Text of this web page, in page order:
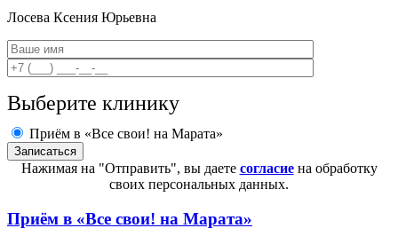
Лосева Ксения Юрьевна
Выберите клинику
Приём в «Все свои! на Марата»
Нажимая на "Отправить", вы даете согласиена обработку
своих персональных данных.
Приём в «Все свои! на Марата»